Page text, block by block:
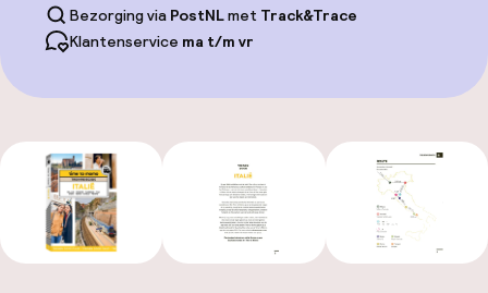
Bezorging via PostNLmet Track&Trace
Klantenservice ma t/m vr
Alle foto’s